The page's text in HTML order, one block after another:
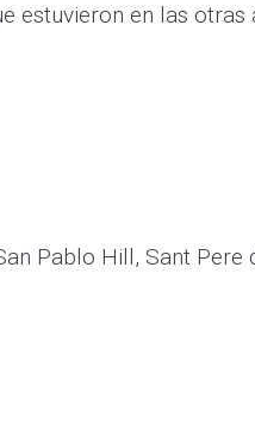
estuvieron en las otras
Pablo Hill, Sant Pere